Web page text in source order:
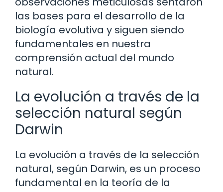
las bases para el desarrollo de la
biología evolutiva y siguen siendo
fundamentales en nuestra
comprensión actual del mundo
natural.
La evolución a través de la
selección natural según
Darwin
La evolución a través de la selección
natural, según Darwin, es un proceso
fundamental en la teoría de la